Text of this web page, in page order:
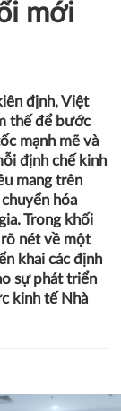
chế tư
mới
định, Việt
thế để bước
mạnh mẽ và
định chế kinh
mang trên
hóa
sự phát triển